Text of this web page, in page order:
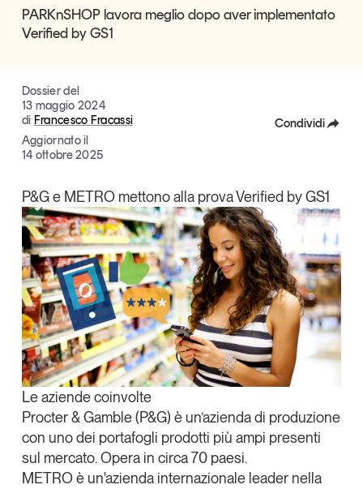
Contatti
La nostra newsletter nella tua email
Iscriviti
Un anno di
Tendenze2026
Leggi il magazine
PARKnSHOP lavora meglio dopo aver implementato
Verified by GS1
Dossier del
13 maggio 2024
di Francesco Fracassi
Aggiornato il
14 ottobre 2025
Condividi
Linkedin
Copia Link
P&G e METRO mettono alla prova Verified by GS1
Le aziende coinvolte
Procter & Gamble(P&G) è un’azienda di produzione
con uno dei portafogli prodotti più ampi presenti
sul mercato. Opera in circa 70 paesi.
METROè un'azienda internazionale leader nella